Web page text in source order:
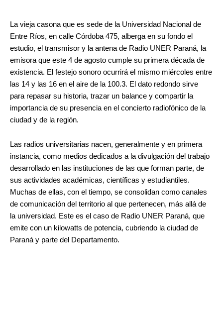
La vieja casona que es sede de la Universidad Nacional de
Entre Ríos, en calle Córdoba 475, alberga en su fondo el
estudio, el transmisor y la antena de Radio UNER Paraná, la
emisora que este 4 de agosto cumple su primera década de
existencia. El festejo sonoro ocurrirá el mismo miércoles entre
las 14 y las 16 en el aire de la 100.3. El dato redondo sirve
para repasar su historia, trazar un balance y compartir la
importancia de su presencia en el concierto radiofónico de la
ciudad y de la región.
Las radios universitarias nacen, generalmente y en primera
instancia, como medios dedicados a la divulgación del trabajo
desarrollado en las instituciones de las que forman parte, de
sus actividades académicas, científicas y estudiantiles.
Muchas de ellas, con el tiempo, se consolidan como canales
de comunicación del territorio al que pertenecen, más allá de
la universidad. Este es el caso de Radio UNER Paraná, que
emite con un kilowatts de potencia, cubriendo la ciudad de
Paraná y parte del Departamento.